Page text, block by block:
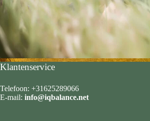
Klantenservice
Telefoon: +31625289066
E-mail: info@iqbalance.net